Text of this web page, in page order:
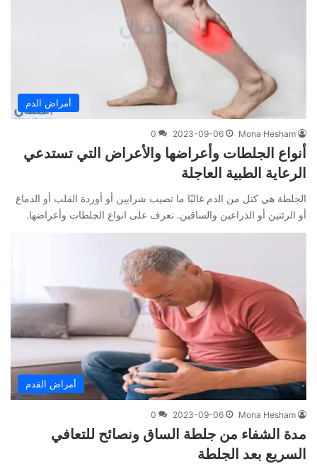
أمراض الدم
Mona Hesham
2023-09-06
0
أنواع الجلطات وأعراضها والأعراض التي تستدعي
الرعاية الطبية العاجلة
الجلطة هي كتل من الدم غالبًا ما تصيب شرايين أو أوردة القلب أو الدماغ
أو الرئتين أو الذراعين والساقين. تعرف على انواع الجلطات وأعراضها.
أمراض القدم
Mona Hesham
2023-09-06
0
مدة الشفاء من جلطة الساق ونصائح للتعافي
السريع بعد الجلطة